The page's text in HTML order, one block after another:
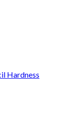
Hardness